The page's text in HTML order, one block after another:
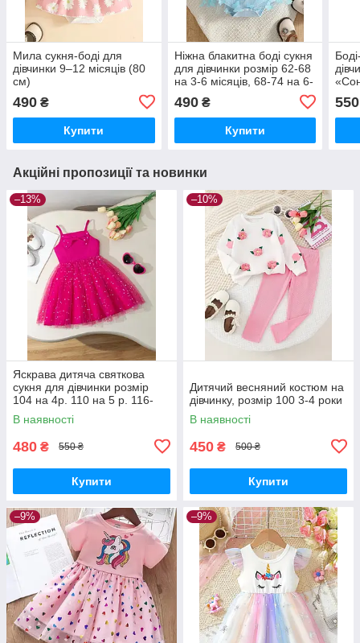
Мила сукня-боді для
дівчинки 9–12 місяців (80
см)
490 ₴
Купити
Ніжна блакитна боді сукня
для дівчинки розмір 62-68
на 3-6 місяців, 68-74 на 6-
9 місяців та 74-80 на 9-12
місяців
490₴
Купити
550
Акційні пропозиції та новинки
–13%
Яскрава дитяча святкова
сукня для дівчинки розмір
104 на 4р. 110 на 5 р. 116-
122 на 6-7р.
В наявності
480 ₴ 550 ₴
Купити
–10%
Дитячий весняний костюм на
дівчинку, розмір 100 3-4 роки
В наявності
450 ₴ 500 ₴
Купити
–9% –9%